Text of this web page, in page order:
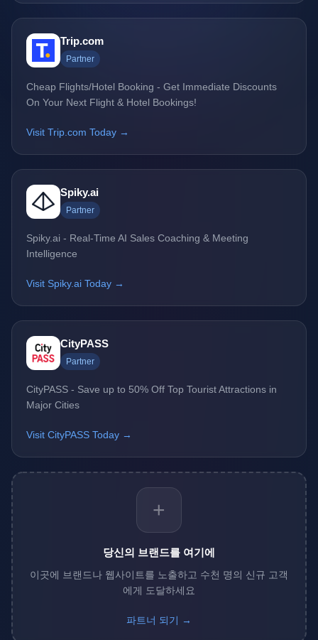
Trip.com
Partner
Cheap Flights/Hotel Booking - Get Immediate Discounts
On Your Next Flight & Hotel Bookings!
Visit Trip.com Today →
Spiky.ai
Partner
Spiky.ai - Real-Time AI Sales Coaching & Meeting
Intelligence
Visit Spiky.ai Today →
CityPASS
Partner
CityPASS - Save up to 50% Off Top Tourist Attractions in
Major Cities
Visit CityPASS Today →
+
당신의 브랜드를 여기에
이곳에 브랜드나 웹사이트를 노출하고 수천 명의 신규 고객
에게 도달하세요
파트너 되기 →